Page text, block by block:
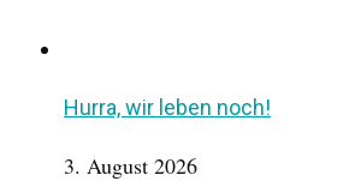
Hurra, wir leben noch!
3. August 2026